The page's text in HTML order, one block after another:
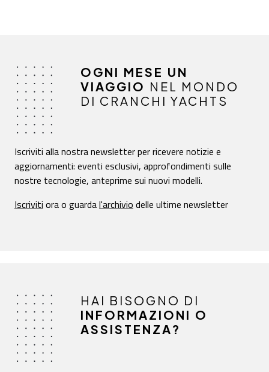
OGNI MESE UN
VIAGGIO NEL MONDO
DI CRANCHI YACHTS
Iscriviti alla nostra newsletter per ricevere notizie e
aggiornamenti: eventi esclusivi, approfondimenti sulle
nostre tecnologie, anteprime sui nuovi modelli.
Iscriviti ora o guardal'archivio delle ultime newsletter
HAI BISOGNO DI
INFORMAZIONI O
ASSISTENZA?